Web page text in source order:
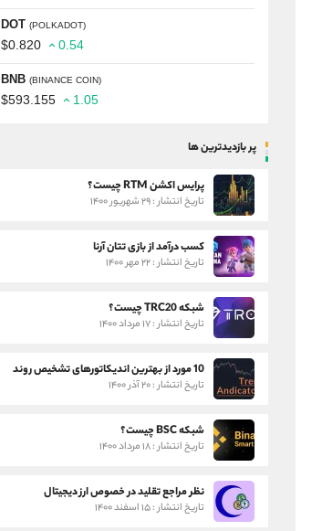
DOT (POLKADOT)
$0.820 0.54
BNB (BINANCE COIN)
$593.155 1.05
پر بازدیدترین ها
پرایس اکشن RTM چیست؟
تاریخ انتشار : ۲۹ شهریور ۱۴۰۰
کسب درآمد از بازی تتان آرنا
تاریخ انتشار : ۲۲ مهر ۱۴۰۰
شبکه TRC20 چیست؟
تاریخ انتشار : ۱۷ مرداد ۱۴۰۰
10 مورد از بهترین اندیکاتورهای تشخیص روند
تاریخ انتشار : ۲۰ آذر ۱۴۰۰
شبکه BSC چیست؟
تاریخ انتشار : ۱۸ مرداد ۱۴۰۰
نظر مراجع تقلید در خصوص ارز دیجیتال
تاریخ انتشار : ۱۵ اسفند ۱۴۰۰